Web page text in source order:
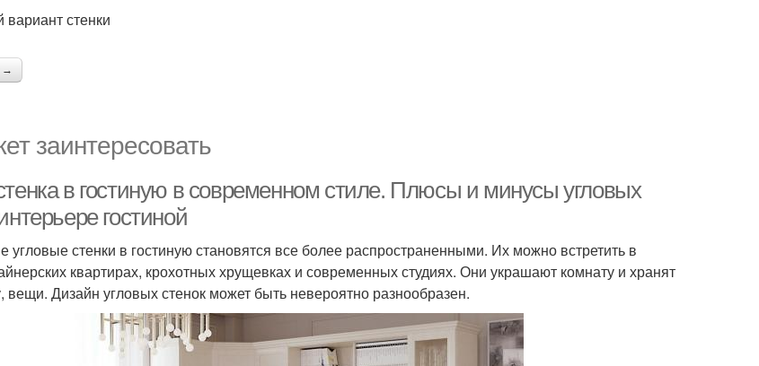
вариант стенки
→
заинтересовать
в гостиную в современном стиле. Плюсы и минусы угловых
гостиной
стенки в гостиную становятся все более распространенными. Их можно встретить в
квартирах, крохотных хрущевках и современных студиях. Они украшают комнату и хранят
вещи. Дизайн угловых стенок может быть невероятно разнообразен.